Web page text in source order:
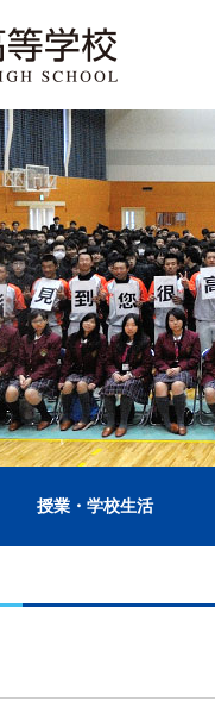
授業・学校生活